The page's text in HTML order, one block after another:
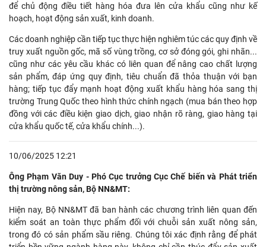
để chủ động điều tiết hàng hóa đưa lên cửa khẩu cũng như kế
hoạch, hoạt động sản xuất, kinh doanh.
Các doanh nghiệp cần tiếp tục thực hiện nghiêm túc các quy định về
truy xuất nguồn gốc, mã số vùng trồng, cơ sở đóng gói, ghi nhãn...
cũng như các yêu cầu khác có liên quan để nâng cao chất lượng
sản phẩm, đáp ứng quy định, tiêu chuẩn đã thỏa thuận với bạn
hàng; tiếp tục đẩy mạnh hoạt động xuất khẩu hàng hóa sang thị
trường Trung Quốc theo hình thức chính ngạch (mua bán theo hợp
đồng với các điều kiện giao dịch, giao nhận rõ ràng, giao hàng tại
cửa khẩu quốc tế, cửa khẩu chính...).
10/06/2025 12:21
Ông Phạm Văn Duy - Phó Cục trưởng Cục Chế biến và Phát triển
thị trường nông sản, Bộ NN&MT:
Hiện nay, Bộ NN&MT đã ban hành các chương trình liên quan đến
kiểm soát an toàn thực phẩm đối với chuỗi sản xuất nông sản,
trong đó có sản phẩm sầu riêng. Chúng tôi xác định rằng để phát